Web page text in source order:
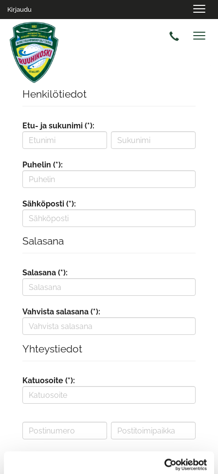
Kirjaudu
Henkilötiedot
Etu- ja sukunimi (*):
Puhelin (*):
Sähköposti (*):
Salasana
Salasana (*):
Vahvista salasana (*):
Yhteystiedot
Katuosoite (*):